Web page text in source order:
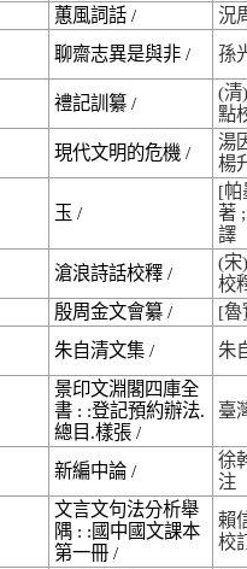
蕙風詞話 /
況
聊齋志異是與非 / 孫
禮記訓纂 /
(清
點
現代文明的危機 /
湯
楊
玉 /
[帕
著
譯
滄浪詩話校釋 /
(宋
校
殷周金文會纂 /
[魯
朱自清文集 / 朱
景印文淵閣四庫全
書 : :登記預約辦法.
總目.樣張 /
臺
新編中論 /
徐
注
文言文句法分析舉
隅 : :國中國文課本
第一冊 /
賴
校